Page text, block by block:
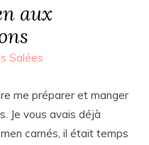
aux
Salées
me préparer et manger
Je vous avais déjà
carnés, il était temps